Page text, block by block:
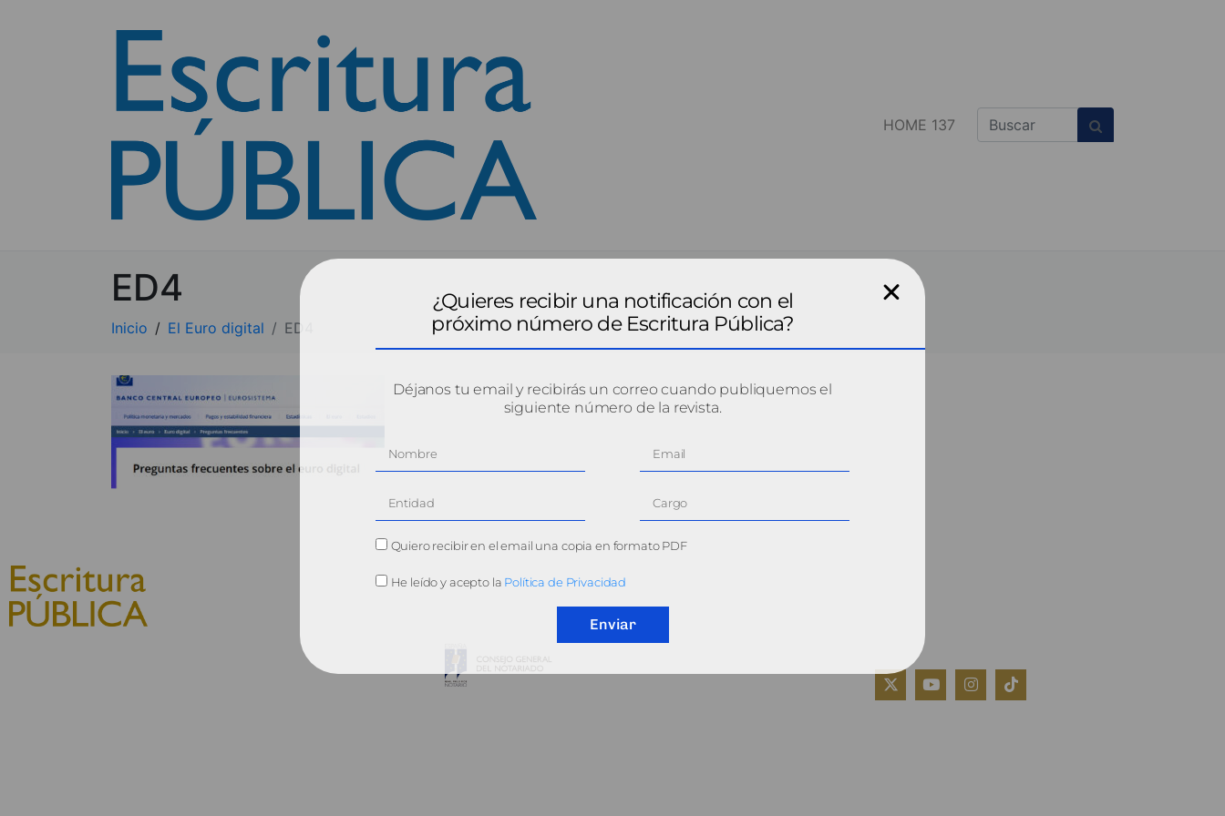
HOME 137
ED4
Inicio El Euro digital ED4
POLÍTICA DE PRIVACIDAD
¿Quieres recibir una notificación con el
próximo número de Escritura Pública?
Déjanos tu email y recibirás un correo cuando publiquemos el
siguiente número de la revista.
Quiero recibir en el email una copia en formato PDF
He leído y acepto la Política de Privacidad
Enviar